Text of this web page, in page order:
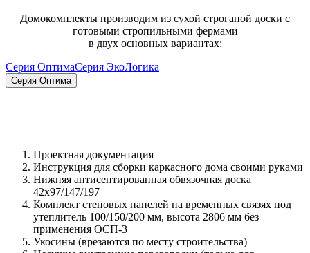
Домокомплекты производим из сухой строганой доски с
готовыми стропильными фермами
в двух основных вариантах:
Серия ОптимаСерия ЭкоЛогика
Серия Оптима
Проектная документация
Инструкция для сборки каркасного дома своими руками
Нижняя антисептированная обвязочная доска
42х97/147/197
Комплект стеновых панелей на временных связях под
утеплитель 100/150/200 мм, высота 2806 мм без
применения ОСП-3
Укосины (врезаются по месту строительства)